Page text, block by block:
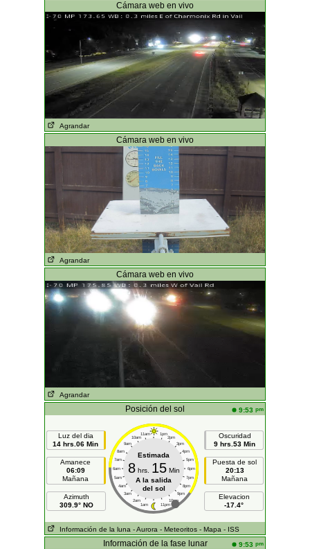
Cámara web en vivo
Agrandar
Cámara web en vivo
Agrandar
Cámara web en vivo
Agrandar
Posición del sol 9:53 pm
Luz del dia
14 hrs.06 Min
Amanece
06:09
Mañana
Azimuth
309.9° NO
11am 1pm
10am 2pm
9am 3pm
8am 4pm
7am 5pm
6am 6pm
5am 7pm
4am 8pm
3am 9pm
2am 10pm
1am 11pm
Estimada
8hrs. 15Min
A la salida
del sol
Oscuridad
9 hrs.53 Min
Puesta de sol
20:13
Mañana
Elevacion
-17.4°
Información de la luna - Aurora - Meteoritos - Mapa - ISS
Información de la fase lunar 9:53 pm